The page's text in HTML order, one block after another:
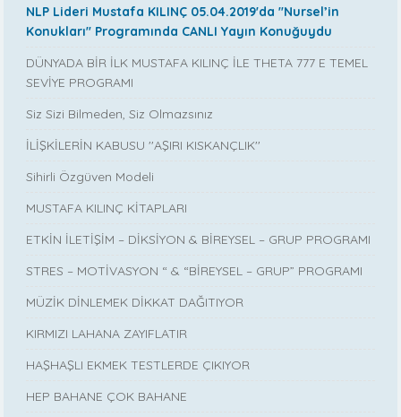
NLP Lideri Mustafa KILINÇ 05.04.2019'da ''Nursel’in
Konukları'' Programında CANLI Yayın Konuğuydu
DÜNYADA BİR İLK MUSTAFA KILINÇ İLE THETA 777 E TEMEL
SEVİYE PROGRAMI
Siz Sizi Bilmeden, Siz Olmazsınız
İLİŞKİLERİN KABUSU ''AŞIRI KISKANÇLIK''
Sihirli Özgüven Modeli
MUSTAFA KILINÇ KİTAPLARI
ETKİN İLETİŞİM – DİKSİYON & BİREYSEL – GRUP PROGRAMI
STRES – MOTİVASYON “ & “BİREYSEL – GRUP” PROGRAMI
MÜZİK DİNLEMEK DİKKAT DAĞITIYOR
KIRMIZI LAHANA ZAYIFLATIR
HAŞHAŞLI EKMEK TESTLERDE ÇIKIYOR
HEP BAHANE ÇOK BAHANE